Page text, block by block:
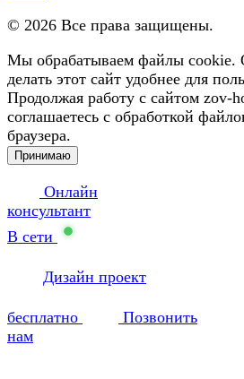
© 2026 Все права защищены.
Мы обрабатываем файлы cookie.
делать этот сайт удобнее для
Продолжая работу с сайтом zov-
соглашаетесь с обработкой
браузера.
Принимаю
Онлайн
консультант
В сети
Дизайн проект
бесплатно
Позвонить
нам